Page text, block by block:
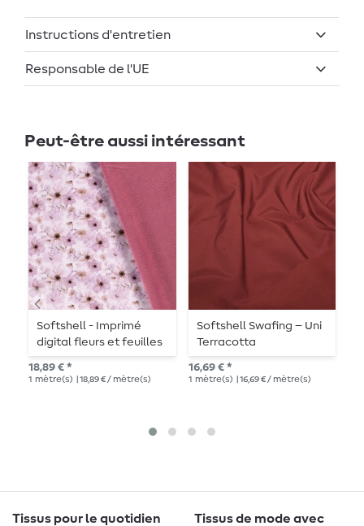
Instructions d'entretien
Responsable de l'UE
Peut-être aussi intéressant
Softshell - Imprimé
digital fleurs et feuilles
rose
18,89 € *
1 mètre(s) | 18,89 € / mètre(s)
Softshell Swafing – Uni
Terracotta
16,69 € *
1 mètre(s) | 16,69 € / mètre(s)
Tissus pour le quotidien
Tissus de mode avec